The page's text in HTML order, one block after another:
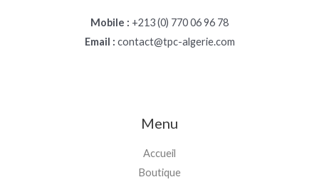
Mobile : +213 (0) 770 06 96 78
Email : contact@tpc-algerie.com
Menu
Accueil
Boutique